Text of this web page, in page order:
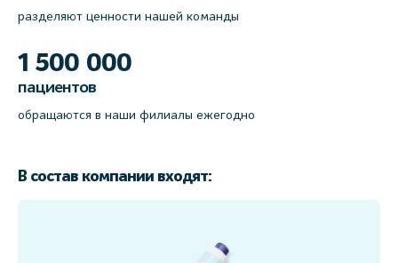
разделяют ценности нашей команды
1 500 000
пациентов
обращаются в наши филиалы ежегодно
В состав компании входят: